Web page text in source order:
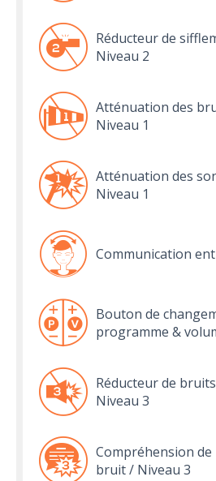
Réducteur de
Niveau 2
Atténuation des
Niveau 1
Atténuation des
Niveau 1
Communication
Bouton de
programme &
Réducteur de
Niveau 3
Compréhension
bruit / Niveau 3